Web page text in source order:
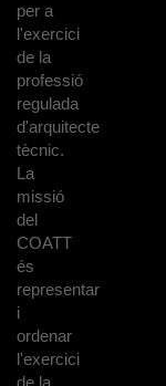
per a
l'exercici
de la
professió
regulada
d'arquitecte
tècnic.
La
missió
del
COATT
és
representar
i
ordenar
l'exercici